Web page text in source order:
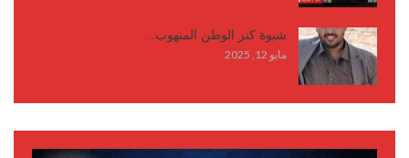
شبوة كنز الوطن المنهوب..
مايو 12, 2025